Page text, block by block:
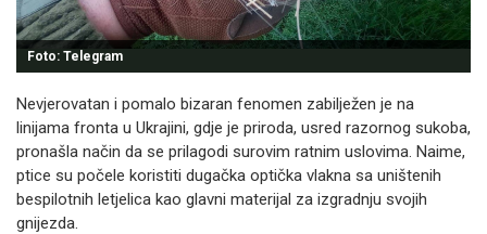
Foto: Telegram
Nevjerovatan i pomalo bizaran fenomen zabilježen je na
linijama fronta u Ukrajini, gdje je priroda, usred razornog sukoba,
pronašla način da se prilagodi surovim ratnim uslovima. Naime,
ptice su počele koristiti dugačka optička vlakna sa uništenih
bespilotnih letjelica kao glavni materijal za izgradnju svojih
gnijezda.